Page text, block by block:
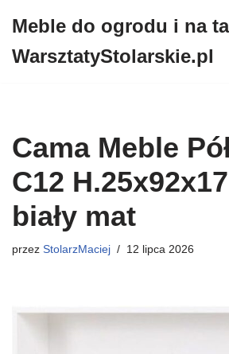
do
Meble do ogrodu i na
WarsztatyStolarskie.pl
Cama Meble
C12
biały mat
przez StolarzMaciej 12 lipca 2026